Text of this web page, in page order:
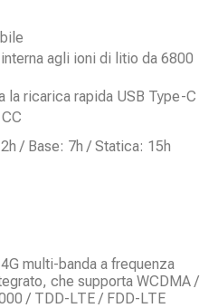
agli ioni di litio da 6800
la ricarica rapida USB Type-C
/ Base: 7h / Statica: 15h
multi-banda a frequenza
che supporta WCDMA /
/ TDD-LTE / FDD-LTE